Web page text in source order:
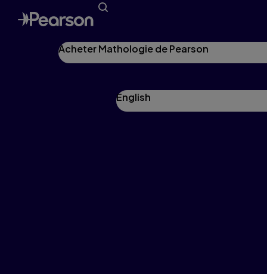
Acheter Mathologie de Pearson
English